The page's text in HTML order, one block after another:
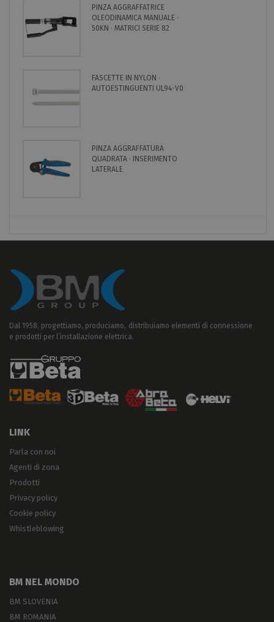
PINZA AGGRAFFATRICE
OLEODINAMICA MANUALE ·
50KN · MATRICI SERIE 82
FASCETTE IN NYLON ·
AUTOESTINGUENTI UL94-V0
PINZA AGGRAFFATURA
QUADRATA · INSERIMENTO
LATERALE
Dal 1958, progettiamo, produciamo, distribuiamo elementi di connessione
e prodotti per l’installazione elettrica.
LINK
Parla con noi
Agenti di zona
Prodotti
Privacy policy
Cookie policy
Whistleblowing
BM NEL MONDO
BM SLOVENIA
BM ROMANIA